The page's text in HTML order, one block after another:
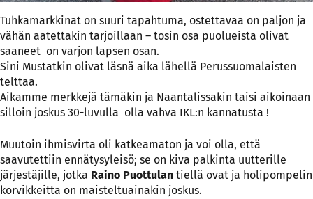
Tuhkamarkkinat on suuri tapahtuma, ostettavaa on paljon ja
vähän aatettakin tarjoillaan – tosin osa puolueista olivat
saaneet on varjon lapsen osan.
Sini Mustatkin olivat läsnä aika lähellä Perussuomalaisten
telttaa.
Aikamme merkkejä tämäkin ja Naantalissakin taisi aikoinaan
silloin joskus 30-luvulla olla vahva IKL:n kannatusta !
Muutoin ihmisvirta oli katkeamaton ja voi olla, että
saavutettiin ennätysyleisö; se on kiva palkinta uutterille
järjestäjille, jotka Raino Puottulan tiellä ovat ja holipompelin
korvikkeitta on maisteltuainakin joskus.